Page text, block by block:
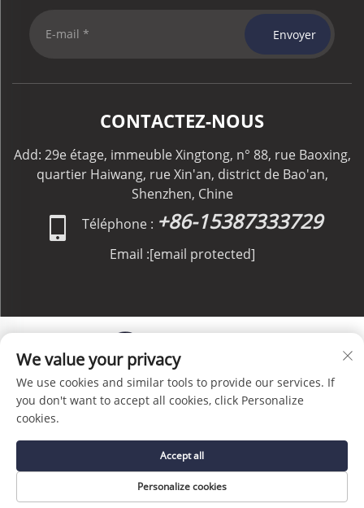
Envoyer
CONTACTEZ-NOUS
Add: 29e étage, immeuble Xingtong, n° 88, rue Baoxing,
quartier Haiwang, rue Xin'an, district de Bao'an,
Shenzhen, Chine
Téléphone : +86-15387333729
Email :[email protected]
Copyright © C&C GLOBAL Logistics Co., Limited Tous
droits réservés -
Politique de confidentialité
PAGE D'ACCUEIL SERVICE E-MAIL TÉLÉPHONE
We value your privacy
We use cookies and similar tools to provide our services. If
you don't want to accept all cookies, click Personalize
cookies.
Personalize cookies
Accept all